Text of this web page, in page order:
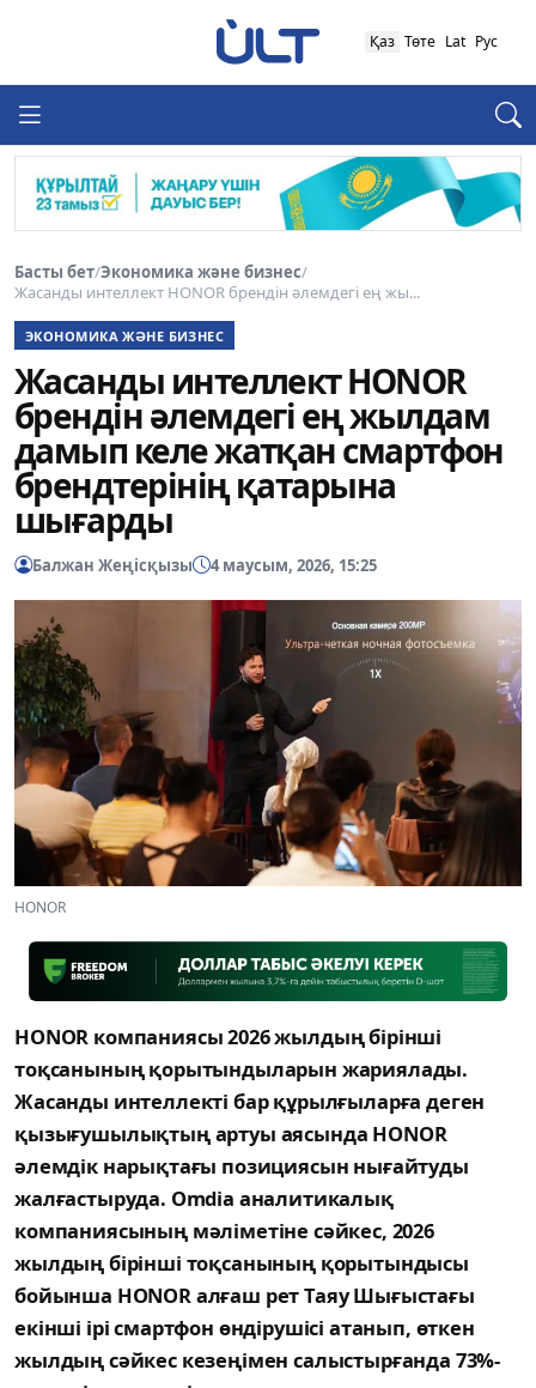
Қаз Төте Lat Рус
Басты бет/Экономика және бизнес/
Жасанды интеллект HONOR брендін әлемдегі ең жы...
ЭКОНОМИКА ЖӘНЕ БИЗНЕС
Жасанды интеллект HONOR
брендін әлемдегі ең жылдам
дамып келе жатқан смартфон
брендтерінің қатарына
шығарды
Балжан Жеңісқызы 4 маусым, 2026, 15:25
HONOR
HONOR компаниясы 2026 жылдың бірінші
тоқсанының қорытындыларын жариялады.
Жасанды интеллекті бар құрылғыларға деген
қызығушылықтың артуы аясында HONOR
әлемдік нарықтағы позициясын нығайтуды
жалғастыруда. Omdia аналитикалық
компаниясының мәліметіне сәйкес, 2026
жылдың бірінші тоқсанының қорытындысы
бойынша HONOR алғаш рет Таяу Шығыстағы
екінші ірі смартфон өндірушісі атанып, өткен
жылдың сәйкес кезеңімен салыстырғанда 73%-